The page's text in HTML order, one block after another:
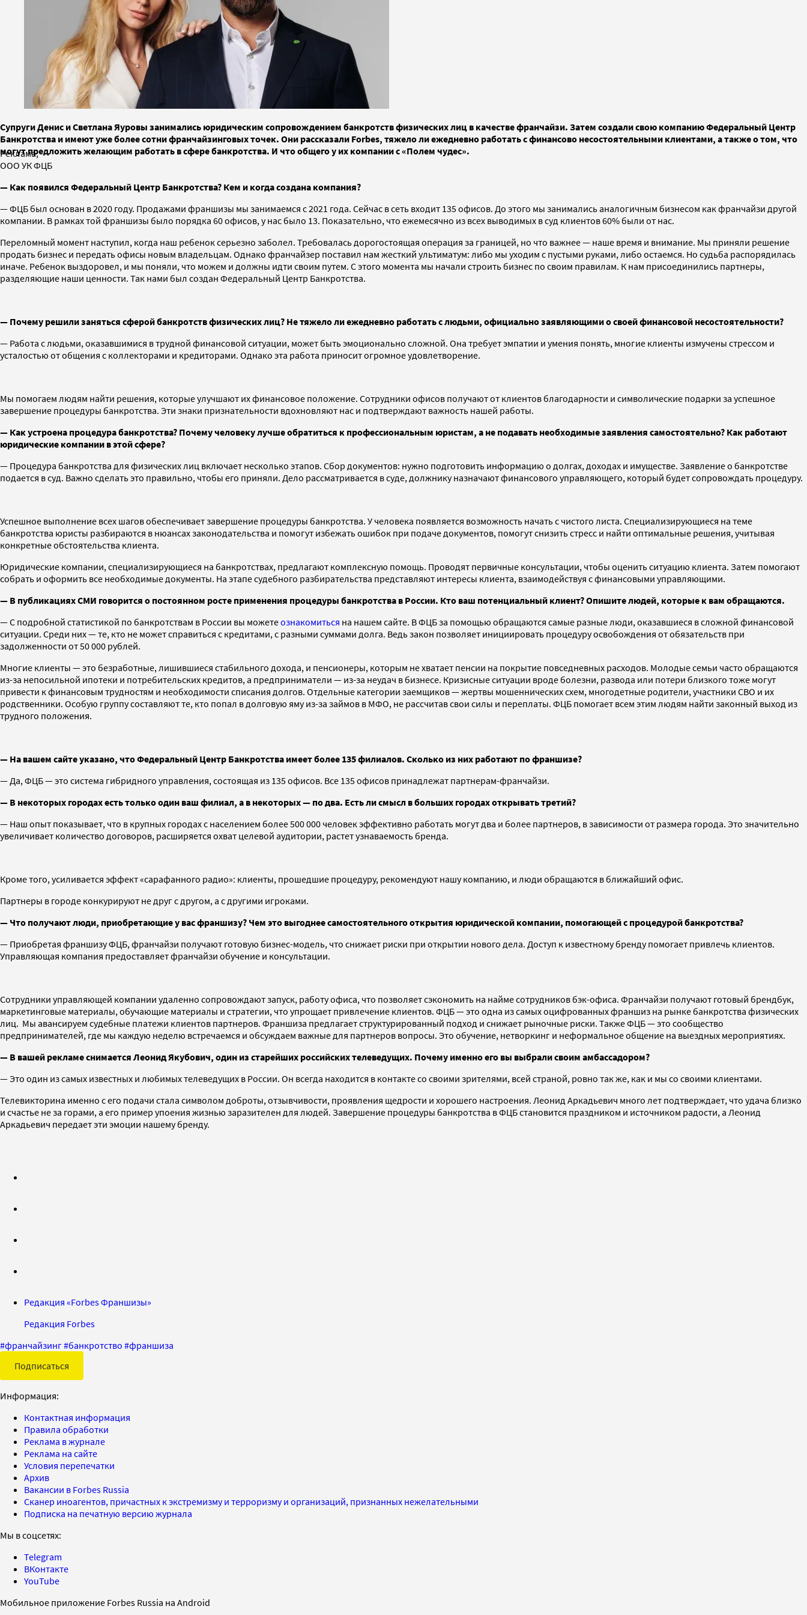
Супруги Денис и Светлана Яуровы занимались юридическим сопровождением банкротств физических лиц в качестве франчайзи. Затем создали свою компанию Федеральный Центр
Банкротства и имеют уже более сотни франчайзинговых точек. Они рассказали Forbes, тяжело ли ежедневно работать с финансово несостоятельными клиентами, а также о том, что
могут предложить желающим работать в сфере банкротства. И что общего у их компании с «Полем чудес».
Реклама,
ООО УК ФЦБ
— Как появился Федеральный Центр Банкротства? Кем и когда создана компания?
— ФЦБ был основан в 2020 году. Продажами франшизы мы занимаемся с 2021 года. Сейчас в сеть входит 135 офисов. До этого мы занимались аналогичным бизнесом как франчайзи другой
компании. В рамках той франшизы было порядка 60 офисов, у нас было 13. Показательно, что ежемесячно из всех выводимых в суд клиентов 60% были от нас.
Переломный момент наступил, когда наш ребенок серьезно заболел. Требовалась дорогостоящая операция за границей, но что важнее — наше время и внимание. Мы приняли решение
продать бизнес и передать офисы новым владельцам. Однако франчайзер поставил нам жесткий ультиматум: либо мы уходим с пустыми руками, либо остаемся. Но судьба распорядилась
иначе. Ребенок выздоровел, и мы поняли, что можем и должны идти своим путем. С этого момента мы начали строить бизнес по своим правилам. К нам присоединились партнеры,
разделяющие наши ценности. Так нами был создан Федеральный Центр Банкротства.
— Почему решили заняться сферой банкротств физических лиц? Не тяжело ли ежедневно работать с людьми, официально заявляющими о своей финансовой несостоятельности?
— Работа с людьми, оказавшимися в трудной финансовой ситуации, может быть эмоционально сложной. Она требует эмпатии и умения понять, многие клиенты измучены стрессом и
усталостью от общения с коллекторами и кредиторами. Однако эта работа приносит огромное удовлетворение.
Мы помогаем людям найти решения, которые улучшают их финансовое положение. Сотрудники офисов получают от клиентов благодарности и символические подарки за успешное
завершение процедуры банкротства. Эти знаки признательности вдохновляют нас и подтверждают важность нашей работы.
— Как устроена процедура банкротства? Почему человеку лучше обратиться к профессиональным юристам, а не подавать необходимые заявления самостоятельно? Как работают
юридические компании в этой сфере?
— Процедура банкротства для физических лиц включает несколько этапов. Сбор документов: нужно подготовить информацию о долгах, доходах и имуществе. Заявление о банкротстве
подается в суд. Важно сделать это правильно, чтобы его приняли. Дело рассматривается в суде, должнику назначают финансового управляющего, который будет сопровождать процедуру.
Успешное выполнение всех шагов обеспечивает завершение процедуры банкротства. У человека появляется возможность начать с чистого листа. Специализирующиеся на теме
банкротства юристы разбираются в нюансах законодательства и помогут избежать ошибок при подаче документов, помогут снизить стресс и найти оптимальные решения, учитывая
конкретные обстоятельства клиента.
Юридические компании, специализирующиеся на банкротствах, предлагают комплексную помощь. Проводят первичные консультации, чтобы оценить ситуацию клиента. Затем помогают
собрать и оформить все необходимые документы. На этапе судебного разбирательства представляют интересы клиента, взаимодействуя с финансовыми управляющими.
— В публикациях СМИ говорится о постоянном росте применения процедуры банкротства в России. Кто ваш потенциальный клиент? Опишите людей, которые к вам обращаются.
— С подробной статистикой по банкротствам в России вы можетеознакомиться на нашем сайте. В ФЦБ за помощью обращаются самые разные люди, оказавшиеся в сложной финансовой
ситуации. Среди них — те, кто не может справиться с кредитами, с разными суммами долга. Ведь закон позволяет инициировать процедуру освобождения от обязательств при
задолженности от 50 000 рублей.
Многие клиенты — это безработные, лишившиеся стабильного дохода, и пенсионеры, которым не хватает пенсии на покрытие повседневных расходов. Молодые семьи часто обращаются
из-за непосильной ипотеки и потребительских кредитов, а предприниматели — из-за неудач в бизнесе. Кризисные ситуации вроде болезни, развода или потери близкого тоже могут
привести к финансовым трудностям и необходимости списания долгов. Отдельные категории заемщиков — жертвы мошеннических схем, многодетные родители, участники СВО и их
родственники. Особую группу составляют те, кто попал в долговую яму из-за займов в МФО, не рассчитав свои силы и переплаты. ФЦБ помогает всем этим людям найти законный выход из
трудного положения.
— На вашем сайте указано, что Федеральный Центр Банкротства имеет более 135 филиалов. Сколько из них работают по франшизе?
— Да, ФЦБ — это система гибридного управления, состоящая из 135 офисов. Все 135 офисов принадлежат партнерам-франчайзи.
— В некоторых городах есть только один ваш филиал, а в некоторых — по два. Есть ли смысл в больших городах открывать третий?
— Наш опыт показывает, что в крупных городах с населением более 500 000 человек эффективно работать могут два и более партнеров, в зависимости от размера города. Это значительно
увеличивает количество договоров, расширяется охват целевой аудитории, растет узнаваемость бренда.
Кроме того, усиливается эффект «сарафанного радио»: клиенты, прошедшие процедуру, рекомендуют нашу компанию, и люди обращаются в ближайший офис.
Партнеры в городе конкурируют не друг с другом, а с другими игроками.
— Что получают люди, приобретающие у вас франшизу? Чем это выгоднее самостоятельного открытия юридической компании, помогающей с процедурой банкротства?
— Приобретая франшизу ФЦБ, франчайзи получают готовую бизнес-модель, что снижает риски при открытии нового дела. Доступ к известному бренду помогает привлечь клиентов.
Управляющая компания предоставляет франчайзи обучение и консультации.
Сотрудники управляющей компании удаленно сопровождают запуск, работу офиса, что позволяет сэкономить на найме сотрудников бэк-офиса. Франчайзи получают готовый брендбук,
маркетинговые материалы, обучающие материалы и стратегии, что упрощает привлечение клиентов. ФЦБ — это одна из самых оцифрованных франшиз на рынке банкротства физических
лиц. Мы авансируем судебные платежи клиентов партнеров. Франшиза предлагает структурированный подход и снижает рыночные риски. Также ФЦБ — это сообщество
предпринимателей, где мы каждую неделю встречаемся и обсуждаем важные для партнеров вопросы. Это обучение, нетворкинг и неформальное общение на выездных мероприятиях.
— В вашей рекламе снимается Леонид Якубович, один из старейших российских телеведущих. Почему именно его вы выбрали своим амбассадором?
— Это один из самых известных и любимых телеведущих в России. Он всегда находится в контакте со своими зрителями, всей страной, ровно так же, как и мы со своими клиентами.
Телевикторина именно с его подачи стала символом доброты, отзывчивости, проявления щедрости и хорошего настроения. Леонид Аркадьевич много лет подтверждает, что удача близко
и счастье не за горами, а его пример упоения жизнью заразителен для людей. Завершение процедуры банкротства в ФЦБ становится праздником и источником радости, а Леонид
Аркадьевич передает эти эмоции нашему бренду.
Редакция «Forbes Франшизы»
Редакция Forbes
#франчайзинг#банкротство #франшиза
Подписаться
Информация:
Контактная информация
Правила обработки
Реклама в журнале
Реклама на сайте
Условия перепечатки
Архив
Вакансии в Forbes Russia
Сканер иноагентов, причастных к экстремизму и терроризму и организаций, признанных нежелательными
Подписка на печатную версию журнала
Мы в соцсетях:
Telegram
ВКонтакте
YouTube
Мобильное приложение Forbes Russia на Android